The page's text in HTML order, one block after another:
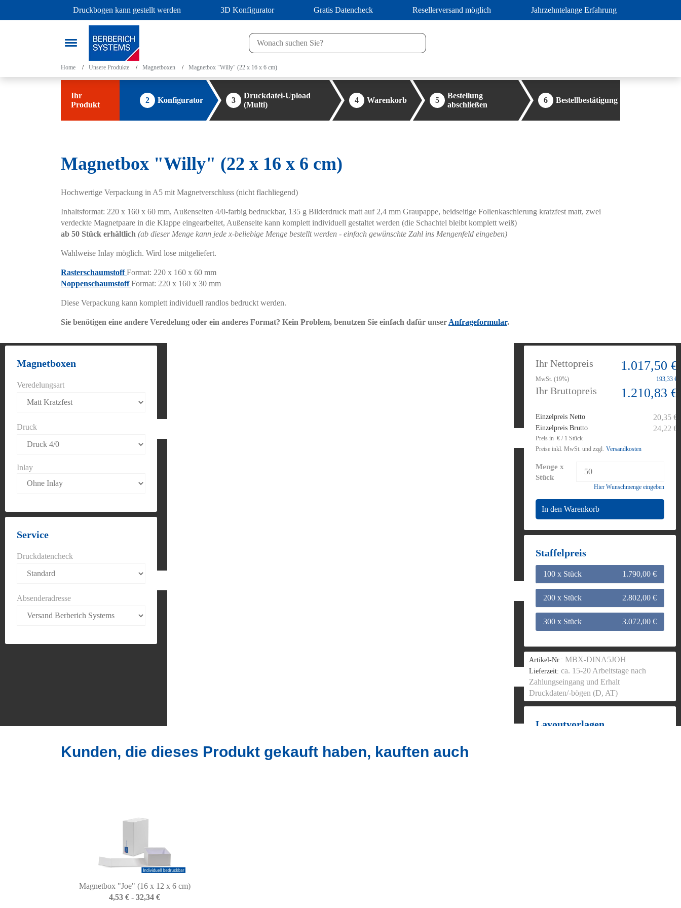
Druckbogen kann gestellt werden 3D Konfigurator Gratis Datencheck Resellerversand möglich Jahrzehntelange Erfahrung
Home Unsere Produkte Magnetboxen Magnetbox "Willy" (22 x 16 x 6 cm)
Ihr
Produkt
2 Konfigurator 3
Druckdatei-Upload
(Multi)
4 Warenkorb 5
Bestellung
abschließen
6 Bestellbestätigung
Magnetbox "Willy" (22 x 16 x 6 cm)
Hochwertige Verpackung in A5 mit Magnetverschluss (nicht flachliegend)
Inhaltsformat: 220 x 160 x 60 mm, Außenseiten 4/0-farbig bedruckbar, 135 g Bilderdruck matt auf 2,4 mm Graupappe, beidseitige Folienkaschierung kratzfest matt, zwei
verdeckte Magnetpaare in die Klappe eingearbeitet, Außenseite kann komplett individuell gestaltet werden (die Schachtel bleibt komplett weiß)
ab 50 Stück erhältlich (ab dieser Menge kann jede x-beliebige Menge bestellt werden - einfach gewünschte Zahl ins Mengenfeld eingeben)
Wahlweise Inlay möglich. Wird lose mitgeliefert.
RasterschaumstoffFormat: 220 x 160 x 60 mm
NoppenschaumstoffFormat: 220 x 160 x 30 mm
Diese Verpackung kann komplett individuell randlos bedruckt werden.
Sie benötigen eine andere Veredelung oder ein anderes Format? Kein Problem, benutzen Sie einfach dafür unser Anfrageformular.
Magnetboxen
Veredelungsart
Druck
Inlay
Service
Druckdatencheck
Absenderadresse
Ihr Nettopreis 1.017,50 €
MwSt. (19%) 193,33 €
Ihr Bruttopreis 1.210,83 €
Einzelpreis Netto 20,35 €
Einzelpreis Brutto 24,22 €
Preis in € / 1 Stück
Preise inkl. MwSt. und zzgl. Versandkosten
Menge x
Stück
Hier Wunschmenge eingeben
In den Warenkorb
Staffelpreis
100 x Stück 1.790,00 €
200 x Stück 2.802,00 €
300 x Stück 3.072,00 €
Artikel-Nr.: MBX-DINA5JOH
Lieferzeit: ca. 15-20 Arbeitstage nach
Zahlungseingang und Erhalt
Druckdaten/-bögen (D, AT)
Layoutvorlagen
Kunden, die dieses Produkt gekauft haben, kauften auch
Magnetbox "Joe" (16 x 12 x 6 cm)
4,53 € - 32,34 €